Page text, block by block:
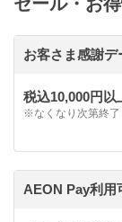
お客さま感謝デ
税込10,000円以
※なくなり次第終了
AEON Pay利用